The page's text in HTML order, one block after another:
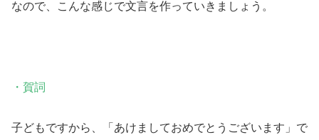
なので、こんな感じで文言を作っていきましょう。
・賀詞
子どもですから、「あけましておめでとうございます」で